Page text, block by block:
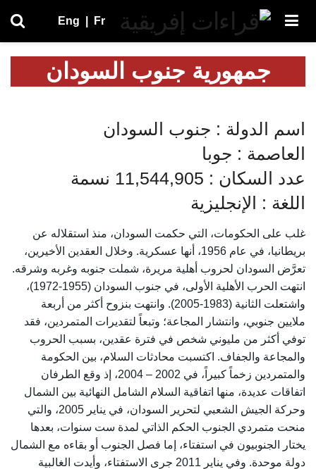
Eng Fr
جمهورية جنوب السودان
اسم الدولة : جنوب السودان
العاصمة : جوبا
عدد السكان : 11,544,905 نسمة
اللغة : الإنجليزية
غلب على الحكومات، التي حكمت السودان، منذ استقلاله عن
بريطانيا، في عام 1956، أنها عسكرية. وخلال العقدين الأخيرين،
تعرَّض السودان لحروب أهلية مريرة، شملت جنوبه وغربه وشرقه.
انتهت الحرب الأهلية الأولى، في جنوب السودان (1955-1972)،
واشتعلت الثانية (1983-2005). وانتهت بنزوح أكثر من أربعة
ملايين جنوبي، وانتشار المجاعة؛ وتبعاً لتقديرات المتمردين، فقد
توفي أكثر من مليوني شخص في فترة عقدين، بسبب الحروب
والمجاعة والجفاف. اكتسبت محادثات السلام، بين الحكومة
والمتمردين زخماً كبيراً، في 2002 – 2004، إذ وقع الطرفان
اتفاقات عديدة، منها اتفاقية السلام الشامل النهائية بين الشمال
وحركة الجيش الشعبي لتحرير السودان، في يناير 2005، والتي
منحت متمردي الجنوب الحكم الذاتي لمدة ست سنوات، بعدها
يختار الجنوبيون في استفتاء، إما فصل الجنوب أو بقاءه مع الشمال
دولة موحدة. وفي يناير 2011 جرى الاستفتاء، وأيدت الغالبية